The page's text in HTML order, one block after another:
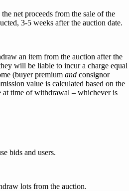
net proceeds from the sale of the
3-5 weeks after the auction date.
an item from the auction after the
will be liable to incur a charge equal
(buyer premium and consignor
value is calculated based on the
at time of withdrawal – whichever is
bids and users.
lots from the auction.